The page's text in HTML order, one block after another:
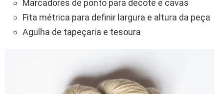
Marcadores de ponto para decote e cavas
Fita métrica para definir largura e altura da peça
Agulha de tapeçaria e tesoura